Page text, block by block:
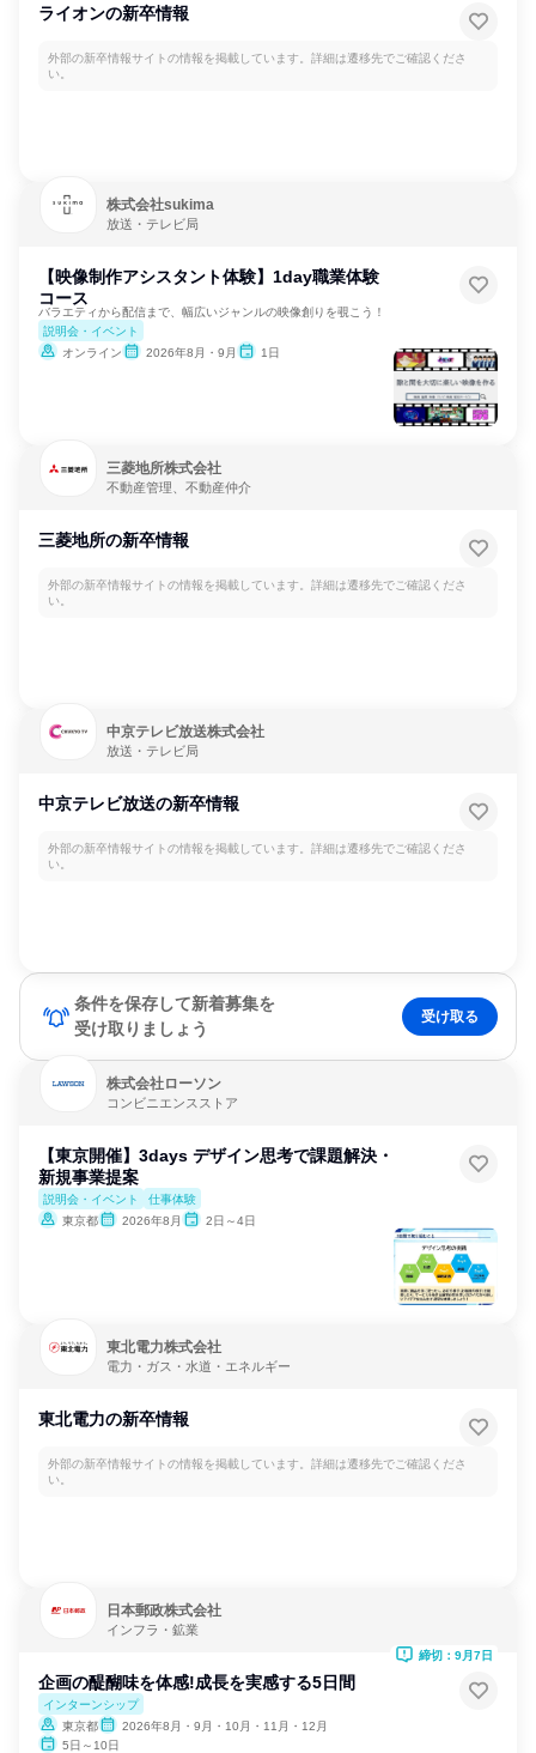
ライオンの新卒情報
外部の新卒情報サイトの情報を掲載しています。詳細は遷移先でご確認くださ
い。
株式会社sukima
放送・テレビ局
【映像制作アシスタント体験】1day職業体験
コース
バラエティから配信まで、幅広いジャンルの映像創りを覗こう！
説明会・イベント
オンライン
2026年8月・9月 1日
三菱地所株式会社
不動産管理、不動産仲介
三菱地所の新卒情報
外部の新卒情報サイトの情報を掲載しています。詳細は遷移先でご確認くださ
い。
中京テレビ放送株式会社
放送・テレビ局
中京テレビ放送の新卒情報
外部の新卒情報サイトの情報を掲載しています。詳細は遷移先でご確認くださ
い。
条件を保存して新着募集を
受け取りましょう
受け取る
株式会社ローソン
コンビニエンスストア
【東京開催】3days デザイン思考で課題解決・
新規事業提案
説明会・イベント
仕事体験
東京都
2026年8月 2日～4日
東北電力株式会社
電力・ガス・水道・エネルギー
東北電力の新卒情報
外部の新卒情報サイトの情報を掲載しています。詳細は遷移先でご確認くださ
い。
日本郵政株式会社
インフラ・鉱業
企画の醍醐味を体感!成長を実感する5日間
インターンシップ
東京都
2026年8月・9月・10月・11月・12月
5日～10日
締切：9月7日